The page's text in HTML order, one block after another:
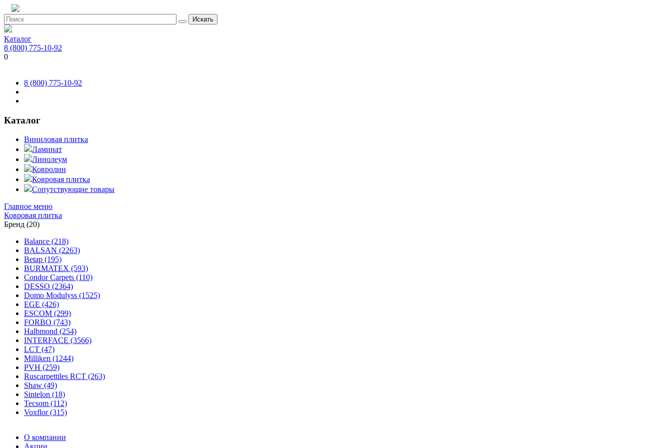
Искать
Каталог
8 (800) 775-10-92
0
8 (800) 775-10-92
Каталог
Виниловая плитка
Ламинат
Линолеум
Ковролин
Ковровая плитка
Сопутствующие товары
Главное меню
Ковровая плитка
Бренд (20)
Balance (218)
BALSAN (2263)
Betap (195)
BURMATEX (593)
Condor Carpets (110)
DESSO (2364)
Domo Modulyss (1525)
EGE (426)
ESCOM (299)
FORBO (743)
Halbmond (254)
INTERFACE (3566)
LCT (47)
Milliken (1244)
PVH (259)
Ruscarpettiles RCT (263)
Shaw (49)
Sintelon (18)
Tecsom (112)
Voxflor (315)
О компании